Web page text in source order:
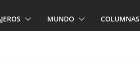
MUNDO COLUMNAS